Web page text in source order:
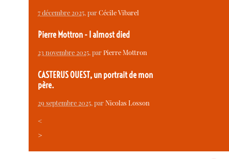
7 décembre 2025, parCécile Vibarel
Pierre Mottron - I almost died
23 novembre 2025, parPierre Mottron
CASTERUS OUEST, un portrait de mon
père.
29 septembre 2025, parNicolas Losson
<
>